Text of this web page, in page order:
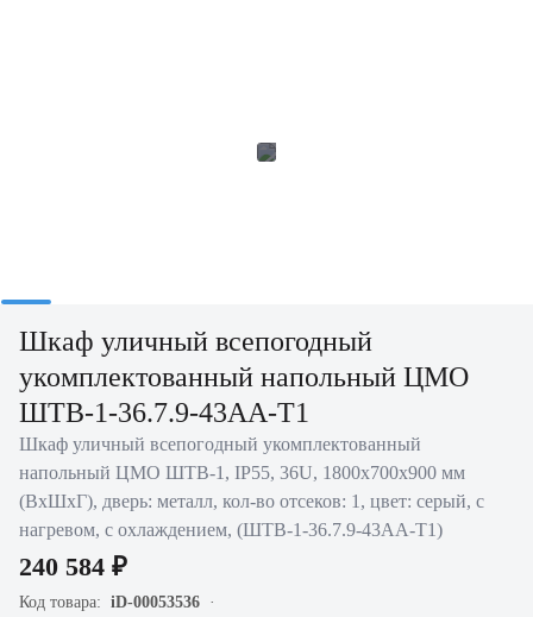
Шкаф уличный всепогодный
укомплектованный напольный ЦМО
ШТВ-1-36.7.9-43АА-Т1
Шкаф уличный всепогодный укомплектованный
напольный ЦМО ШТВ-1, IP55, 36U, 1800х700х900 мм
(ВхШхГ), дверь: металл, кол-во отсеков: 1, цвет: серый, с
нагревом, с охлаждением, (ШТВ-1-36.7.9-43АА-Т1)
240 584 ₽
Код товара: iD-00053536